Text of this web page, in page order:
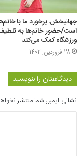
جهانبخش: برخورد ما با
است/حضور خانم‌ها به
ورزشگاه کمک می‌کند
28 فروردین, 1402
دیدگاهتان را بنویسید
نشانی ایمیل شما منتشر